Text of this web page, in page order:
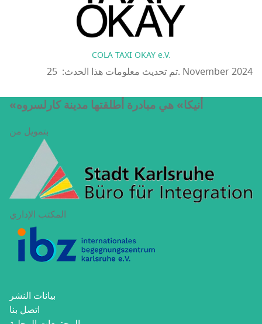
COLA TAXI OKAY e.V.
تم تحديث معلومات هذا الحدث: 25. November 2024
«أنيكا» هي مبادرة أطلقتها مدينة كارلسروه
بتمويل من
المكتب الإداري
بيانات النشر
اتصل بنا